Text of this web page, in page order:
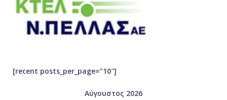
[recent posts_per_page=”10″]
Αύγουστος 2026